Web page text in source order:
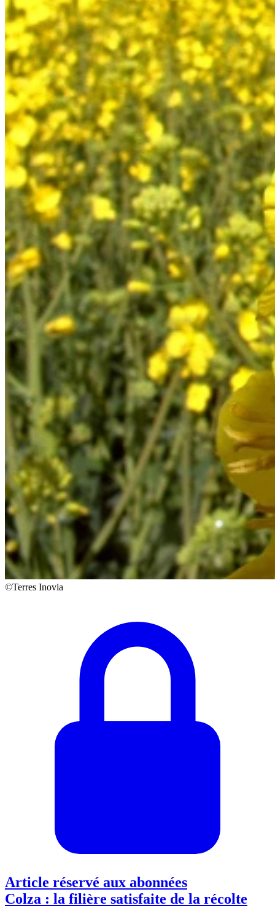
©Terres Inovia
Article réservé aux abonnées
Colza : la filière satisfaite de la récolte